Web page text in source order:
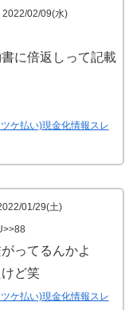
02/09(水)
に倍返しって記載
ケ払い)現金化情報スレ
01/29(土)
ってるんかよ
ど笑
ケ払い)現金化情報スレ